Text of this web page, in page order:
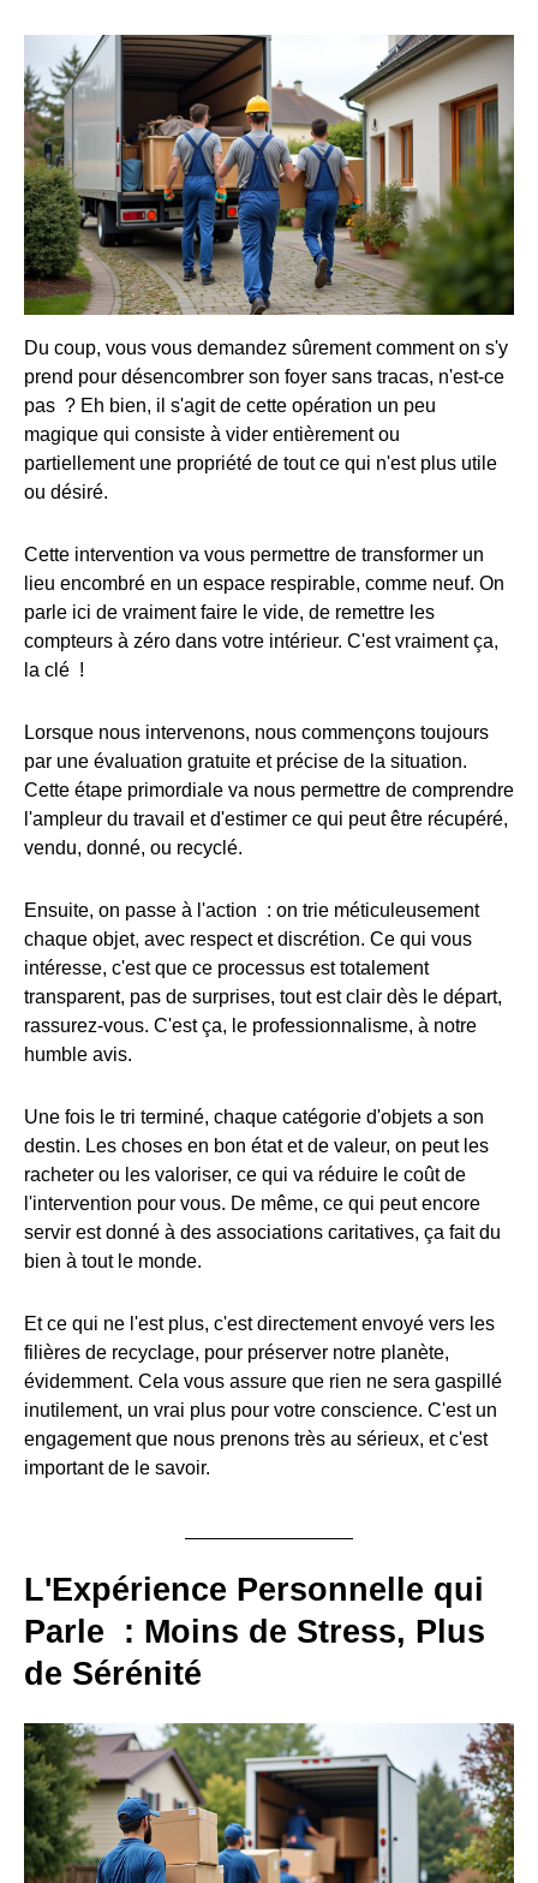
Du coup, vous vous demandez sûrement comment on s'y
prend pour désencombrer son foyer sans tracas, n'est-ce
pas ? Eh bien, il s'agit de cette opération un peu
magique qui consiste à vider entièrement ou
partiellement une propriété de tout ce qui n'est plus utile
ou désiré.
Cette intervention va vous permettre de transformer un
lieu encombré en un espace respirable, comme neuf. On
parle ici de vraiment faire le vide, de remettre les
compteurs à zéro dans votre intérieur. C'est vraiment ça,
la clé !
Lorsque nous intervenons, nous commençons toujours
par une évaluation gratuite et précise de la situation.
Cette étape primordiale va nous permettre de comprendre
l'ampleur du travail et d'estimer ce qui peut être récupéré,
vendu, donné, ou recyclé.
Ensuite, on passe à l'action : on trie méticuleusement
chaque objet, avec respect et discrétion. Ce qui vous
intéresse, c'est que ce processus est totalement
transparent, pas de surprises, tout est clair dès le départ,
rassurez-vous. C'est ça, le professionnalisme, à notre
humble avis.
Une fois le tri terminé, chaque catégorie d'objets a son
destin. Les choses en bon état et de valeur, on peut les
racheter ou les valoriser, ce qui va réduire le coût de
l'intervention pour vous. De même, ce qui peut encore
servir est donné à des associations caritatives, ça fait du
bien à tout le monde.
Et ce qui ne l'est plus, c'est directement envoyé vers les
filières de recyclage, pour préserver notre planète,
évidemment. Cela vous assure que rien ne sera gaspillé
inutilement, un vrai plus pour votre conscience. C'est un
engagement que nous prenons très au sérieux, et c'est
important de le savoir.
L'Expérience Personnelle qui
Parle : Moins de Stress, Plus
de Sérénité